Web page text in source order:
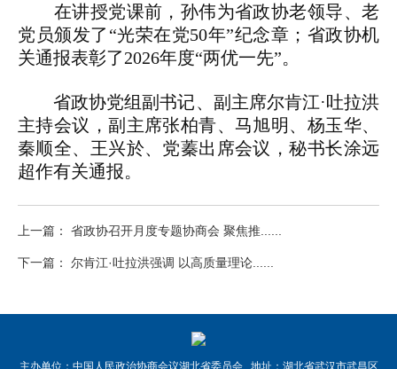
在讲授党课前，孙伟为省政协老领导、老
党员颁发了“光荣在党50年”纪念章；省政协机
关通报表彰了2026年度“两优一先”。
省政协党组副书记、副主席尔肯江·吐拉洪
主持会议，副主席张柏青、马旭明、杨玉华、
秦顺全、王兴於、党蓁出席会议，秘书长涂远
超作有关通报。
上一篇： 省政协召开月度专题协商会 聚焦推......
下一篇： 尔肯江·吐拉洪强调 以高质量理论......
主办单位：中国人民政治协商会议湖北省委员会 地址：湖北省武汉市武昌区